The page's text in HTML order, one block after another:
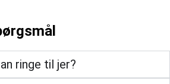
ringe til jer?